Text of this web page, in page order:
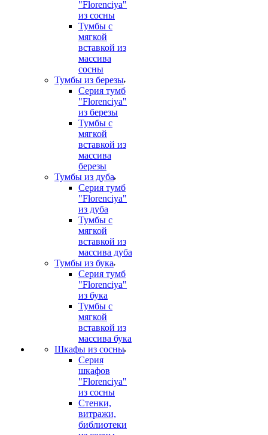
"Florenciya"
из сосны
Тумбы с
мягкой
вставкой из
массива
сосны
Тумбы из березы
Серия тумб
"Florenciya"
из березы
Тумбы с
мягкой
вставкой из
массива
березы
Тумбы из дуба
Серия тумб
"Florenciya"
из дуба
Тумбы с
мягкой
вставкой из
массива дуба
Тумбы из бука
Серия тумб
"Florenciya"
из бука
Тумбы с
мягкой
вставкой из
массива бука
Шкафы из сосны
Серия
шкафов
"Florenciya"
из сосны
Стенки,
витражи,
библиотеки